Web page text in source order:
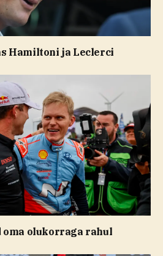
Hamiltoni ja Leclerci
oma olukorraga rahul